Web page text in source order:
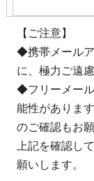
【ご注意】
◆携帯メール
に、極力ご遠
◆フリーメー
能性がありま
のご確認もお
上記を確認し
願いします。